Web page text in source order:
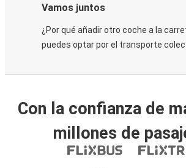
Vamos juntos
¿Por qué añadir otro coche a la
puedes optar por el transporte
Con la confianza de
millones de